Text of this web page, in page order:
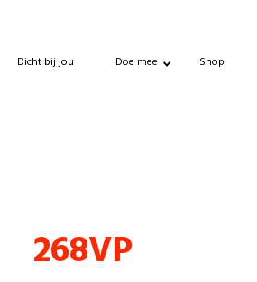
Dicht bij jou Doe mee Shop
268VP